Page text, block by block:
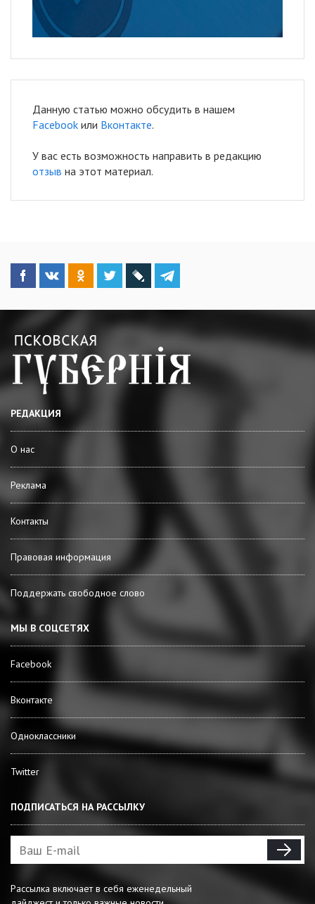
Данную статью можно обсудить в нашем
Facebook или Вконтакте.
У вас есть возможность направить в редакцию
отзыв на этот материал.
РЕДАКЦИЯ
О нас
Реклама
Контакты
Правовая информация
Поддержать свободное слово
МЫ В СОЦСЕТЯХ
Facebook
Вконтакте
Одноклассники
Twitter
ПОДПИСАТЬСЯ НА РАССЫЛКУ
Рассылка включает в себя еженедельный